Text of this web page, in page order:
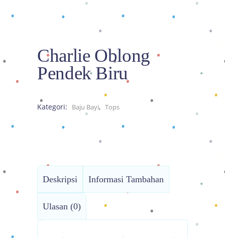
Charlie Oblong
Pendek Biru
Kategori: Baju Bayi, Tops
Deskripsi Informasi Tambahan
Ulasan (0)